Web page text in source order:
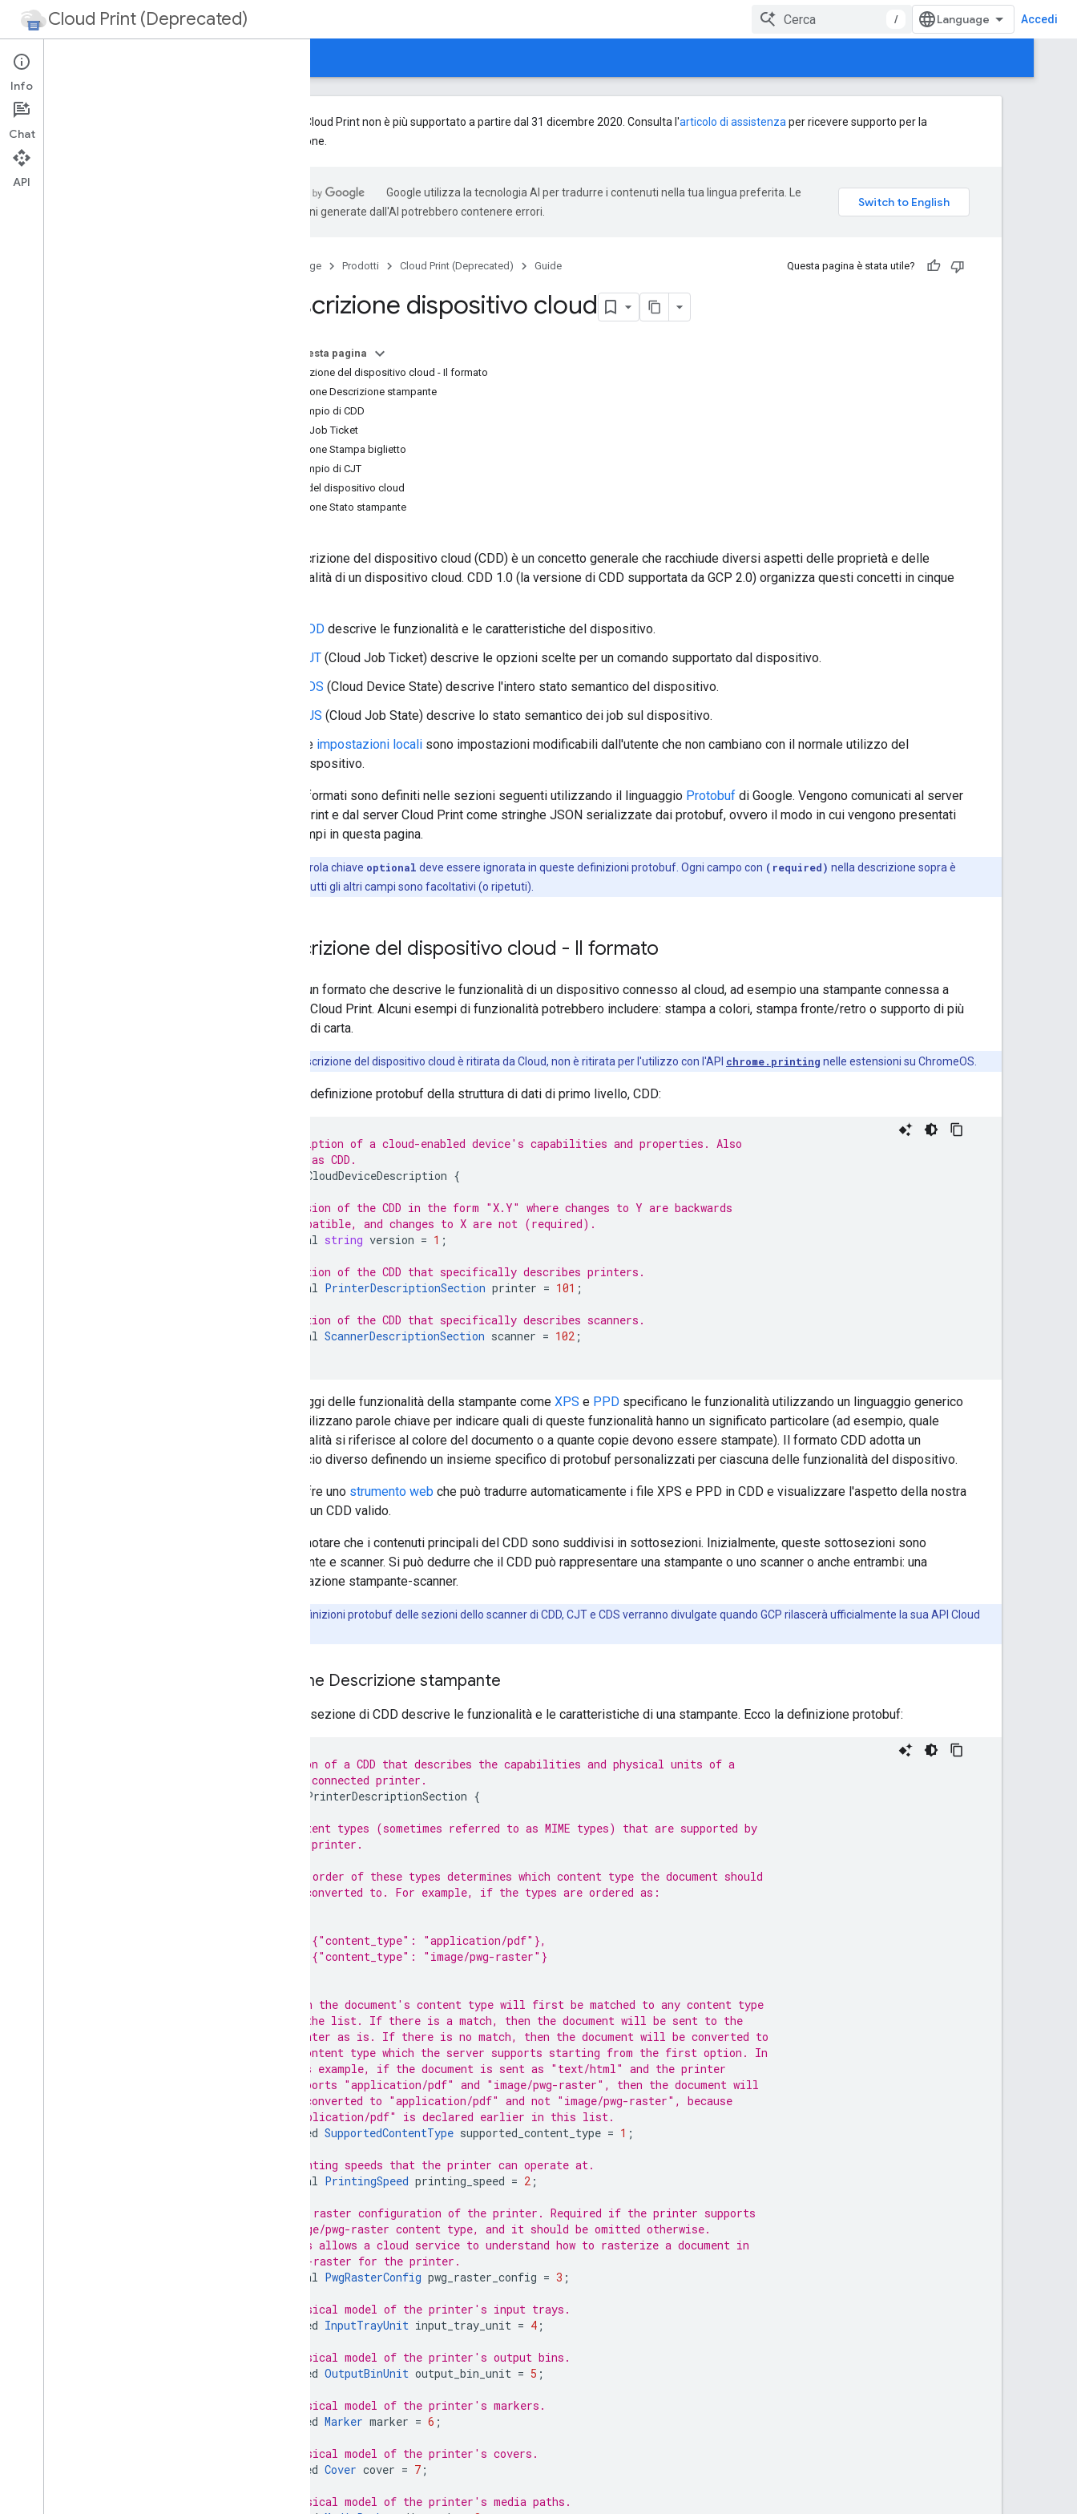
Cloud Print (Deprecated) / Accedi
Descrizione dispositivo cloud
Panoramica
Google Cloud Print non è più supportato a partire dal 31 dicembre 2020. Consulta l'articolo di assistenza per ricevere supporto per la
migrazione.
Google utilizza la tecnologia AI per tradurre i contenuti nella tua lingua preferita. Le
traduzioni generate dall'AI potrebbero contenere errori.
Home page Prodotti Cloud Print (Deprecated) Guide Questa pagina è stata utile?
Descrizione dispositivo cloud
Su questa pagina
Descrizione del dispositivo cloud - Il formato
Sezione Descrizione stampante
Esempio di CDD
Cloud Job Ticket
Sezione Stampa biglietto
Esempio di CJT
Stato del dispositivo cloud
Sezione Stato stampante
La descrizione del dispositivo cloud (CDD) è un concetto generale che racchiude diversi aspetti delle proprietà e delle
funzionalità di un dispositivo cloud. CDD 1.0 (la versione di CDD supportata da GCP 2.0) organizza questi concetti in cinque
CDD descrive le funzionalità e le caratteristiche del dispositivo.
CJT (Cloud Job Ticket) descrive le opzioni scelte per un comando supportato dal dispositivo.
CDS (Cloud Device State) descrive l'intero stato semantico del dispositivo.
CJS (Cloud Job State) descrive lo stato semantico dei job sul dispositivo.
Le impostazioni locali sono impostazioni modificabili dall'utente che non cambiano con il normale utilizzo del
dispositivo.
Questi formati sono definiti nelle sezioni seguenti utilizzando il linguaggio Protobuf di Google. Vengono comunicati al server
Cloud Print e dal server Cloud Print come stringhe JSON serializzate dai protobuf, ovvero il modo in cui vengono presentati
gli esempi in questa pagina.
la parola chiave optional deve essere ignorata in queste definizioni protobuf. Ogni campo con (required) nella descrizione sopra è
obbligatorio e tutti gli altri campi sono facoltativi (o ripetuti).
Descrizione del dispositivo cloud - Il formato
CDD è un formato che descrive le funzionalità di un dispositivo connesso al cloud, ad esempio una stampante connessa a
Google Cloud Print. Alcuni esempi di funzionalità potrebbero includere: stampa a colori, stampa fronte/retro o supporto di più
formati di carta.
:la descrizione del dispositivo cloud è ritirata da Cloud, non è ritirata per l'utilizzo con l'API chrome.printing nelle estensioni su ChromeOS.
Ecco la definizione protobuf della struttura di dati di primo livello, CDD:
// Description of a cloud-enabled device's capabilities and properties. Also
// known as CDD.
CloudDeviceDescription {
// Version of the CDD in the form "X.Y" where changes to Y are backwards
// compatible, and changes to X are not (required).
optional string version = 1 ;
// Section of the CDD that specifically describes printers.
optional PrinterDescriptionSection printer = 101 ;
// Section of the CDD that specifically describes scanners.
optional ScannerDescriptionSection scanner = 102 ;
I linguaggi delle funzionalità della stampante come XPS e PPD specificano le funzionalità utilizzando un linguaggio generico
e poi utilizzano parole chiave per indicare quali di queste funzionalità hanno un significato particolare (ad esempio, quale
funzionalità si riferisce al colore del documento o a quante copie devono essere stampate). Il formato CDD adotta un
approccio diverso definendo un insieme specifico di protobuf personalizzati per ciascuna delle funzionalità del dispositivo.
GCP offre uno strumento web che può tradurre automaticamente i file XPS e PPD in CDD e visualizzare l'aspetto della nostra
UI dato un CDD valido.
Si può notare che i contenuti principali del CDD sono suddivisi in sottosezioni. Inizialmente, queste sottosezioni sono
stampante e scanner. Si può dedurre che il CDD può rappresentare una stampante o uno scanner o anche entrambi: una
combinazione stampante-scanner.
:le definizioni protobuf delle sezioni dello scanner di CDD, CJT e CDS verranno divulgate quando GCP rilascerà ufficialmente la sua API Cloud
Sezione Descrizione stampante
Questa sezione di CDD descrive le funzionalità e le caratteristiche di una stampante. Ecco la definizione protobuf:
// Section of a CDD that describes the capabilities and physical units of a
// cloud-connected printer.
PrinterDescriptionSection {
// Content types (sometimes referred to as MIME types) that are supported by
// the printer.
// The order of these types determines which content type the document should
// be converted to. For example, if the types are ordered as:
//     {"content_type": "application/pdf"},
//     {"content_type": "image/pwg-raster"}
// Then the document's content type will first be matched to any content type
// in the list. If there is a match, then the document will be sent to the
// printer as is. If there is no match, then the document will be converted to
// a content type which the server supports starting from the first option. In
// this example, if the document is sent as "text/html" and the printer
// supports "application/pdf" and "image/pwg-raster", then the document will
// be converted to "application/pdf" and not "image/pwg-raster", because
// "application/pdf" is declared earlier in this list.
repeated SupportedContentType supported_content_type = 1 ;
// Printing speeds that the printer can operate at.
optional PrintingSpeed printing_speed = 2 ;
// PWG raster configuration of the printer. Required if the printer supports
// image/pwg-raster content type, and it should be omitted otherwise.
// This allows a cloud service to understand how to rasterize a document in
// PWG-raster for the printer.
optional PwgRasterConfig pwg_raster_config = 3 ;
// Physical model of the printer's input trays.
repeated InputTrayUnit input_tray_unit = 4 ;
// Physical model of the printer's output bins.
repeated OutputBinUnit output_bin_unit = 5 ;
// Physical model of the printer's markers.
repeated Marker marker = 6 ;
// Physical model of the printer's covers.
repeated Cover cover = 7 ;
// Physical model of the printer's media paths.
Info
Chat
API